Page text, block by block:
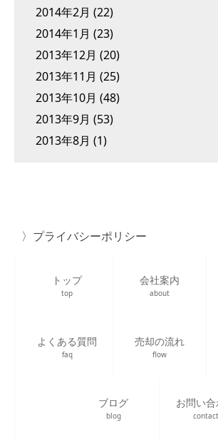
2014年2月 (22)
2014年1月 (23)
2013年12月 (20)
2013年11月 (25)
2013年10月 (48)
2013年9月 (53)
2013年8月 (1)
プライバシーポリシー
トップ
top
会社案内
about
よくある質問
faq
売却の流れ
flow
ブログ
blog
お問い
contact